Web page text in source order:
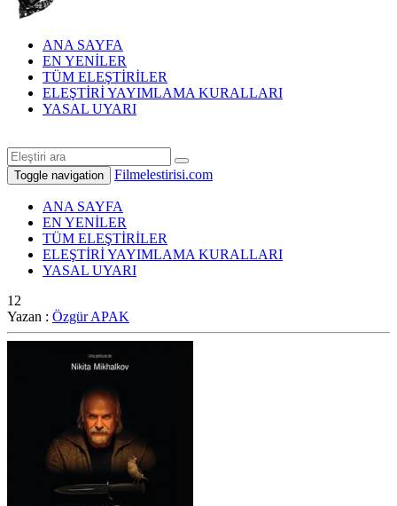
ANA SAYFA
EN YENİLER
TÜM ELEŞTİRİLER
ELEŞTİRİ YAYIMLAMA KURALLARI
YASAL UYARI
Toggle navigation Filmelestirisi.com
ANA SAYFA
EN YENİLER
TÜM ELEŞTİRİLER
ELEŞTİRİ YAYIMLAMA KURALLARI
YASAL UYARI
12
Yazan : Özgür APAK